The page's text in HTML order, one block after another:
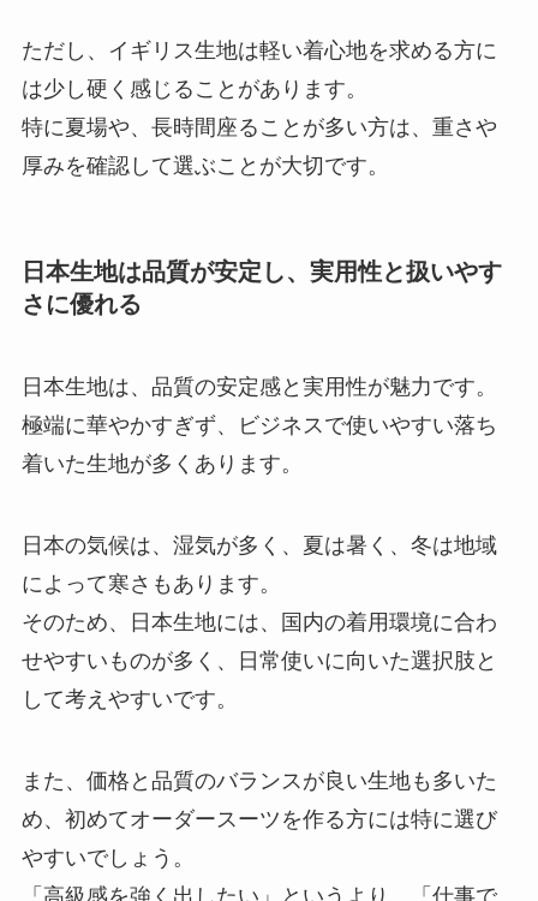
ただし、イギリス生地は軽い着心地を求める方に
は少し硬く感じることがあります。
特に夏場や、長時間座ることが多い方は、重さや
厚みを確認して選ぶことが大切です。
日本生地は品質が安定し、実用性と扱いやす
さに優れる
日本生地は、品質の安定感と実用性が魅力です。
極端に華やかすぎず、ビジネスで使いやすい落ち
着いた生地が多くあります。
日本の気候は、湿気が多く、夏は暑く、冬は地域
によって寒さもあります。
そのため、日本生地には、国内の着用環境に合わ
せやすいものが多く、日常使いに向いた選択肢と
して考えやすいです。
また、価格と品質のバランスが良い生地も多いた
め、初めてオーダースーツを作る方には特に選び
やすいでしょう。